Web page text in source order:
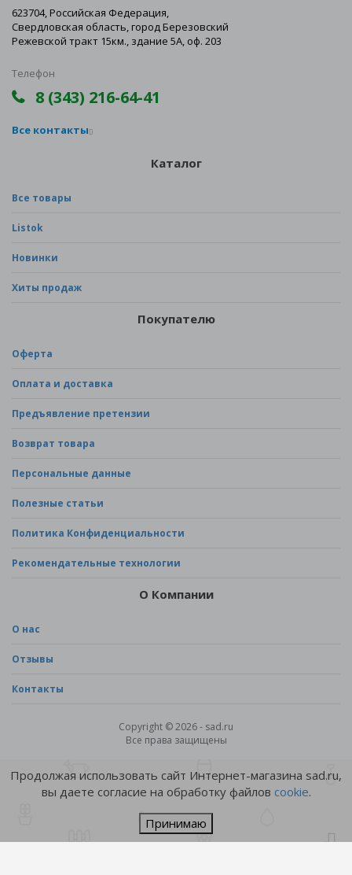
623704, Российская Федерация,
Свердловская область, город Березовский
Режевской тракт 15км., здание 5А, оф. 203
Телефон
8 (343) 216-64-41
Все контакты
Каталог
Все товары
Listok
Новинки
Хиты продаж
Покупателю
Оферта
Оплата и доставка
Предъявление претензии
Возврат товара
Персональные данные
Полезные статьи
Политика Конфиденциальности
Рекомендательные технологии
О Компании
О нас
Отзывы
Контакты
Copyright © 2026 - sad.ru
Все права защищены
Продолжая использовать сайт Интернет-магазина sad.ru,
вы даете согласие на обработку файлов cookie.
Принимаю